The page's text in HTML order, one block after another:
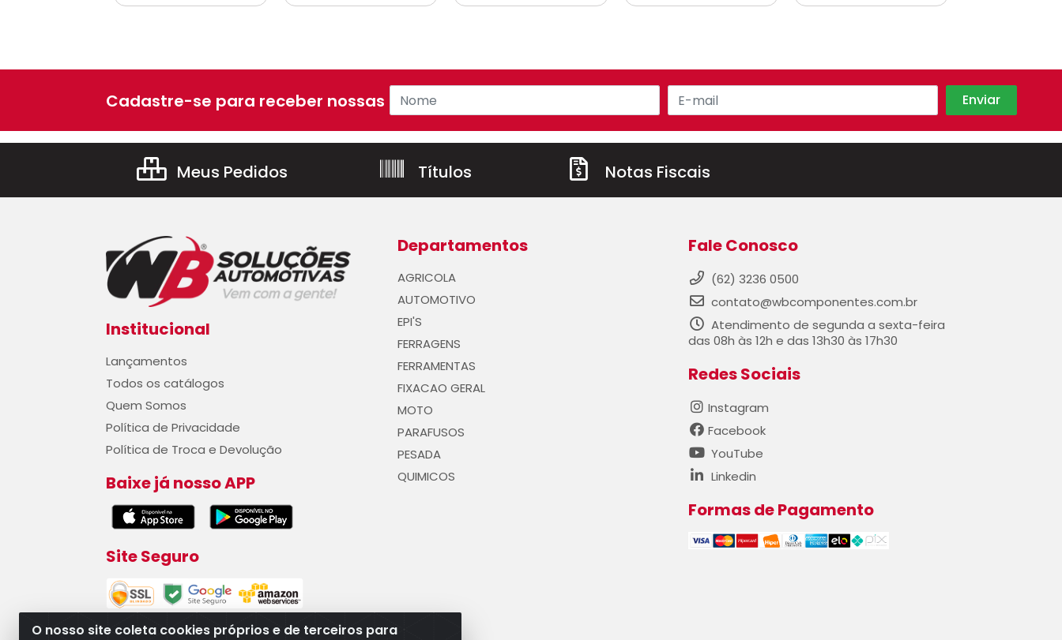
O nosso site coleta cookies próprios e de terceiros para
Cadastre-se para receber nossas ofertas!
Meus Pedidos Títulos Notas Fiscais
Institucional
Lançamentos
Todos os catálogos
Quem Somos
Política de Privacidade
Política de Troca e Devolução
Baixe já nosso APP
Site Seguro
Departamentos
AGRICOLA
AUTOMOTIVO
EPI'S
FERRAGENS
FERRAMENTAS
FIXACAO GERAL
MOTO
PARAFUSOS
PESADA
QUIMICOS
Fale Conosco
(62) 3236 0500
contato@wbcomponentes.com.br
Atendimento de segunda a sexta-feira
das 08h às 12h e das 13h30 às 17h30
Redes Sociais
Instagram
Facebook
YouTube
Linkedin
Formas de Pagamento